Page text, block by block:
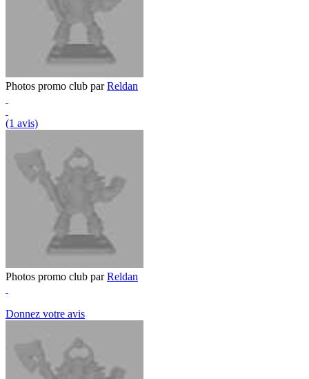
Photos promo club parReldan
(1 avis)
Photos promo club parReldan
Donnez votre avis